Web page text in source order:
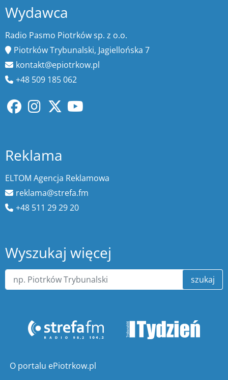
Wydawca
Radio Pasmo Piotrków sp. z o.o.
Piotrków Trybunalski, Jagiellońska 7
kontakt@epiotrkow.pl
+48 509 185 062
Reklama
ELTOM Agencja Reklamowa
reklama@strefa.fm
+48 511 29 29 20
Wyszukaj więcej
szukaj
O portalu ePiotrkow.pl